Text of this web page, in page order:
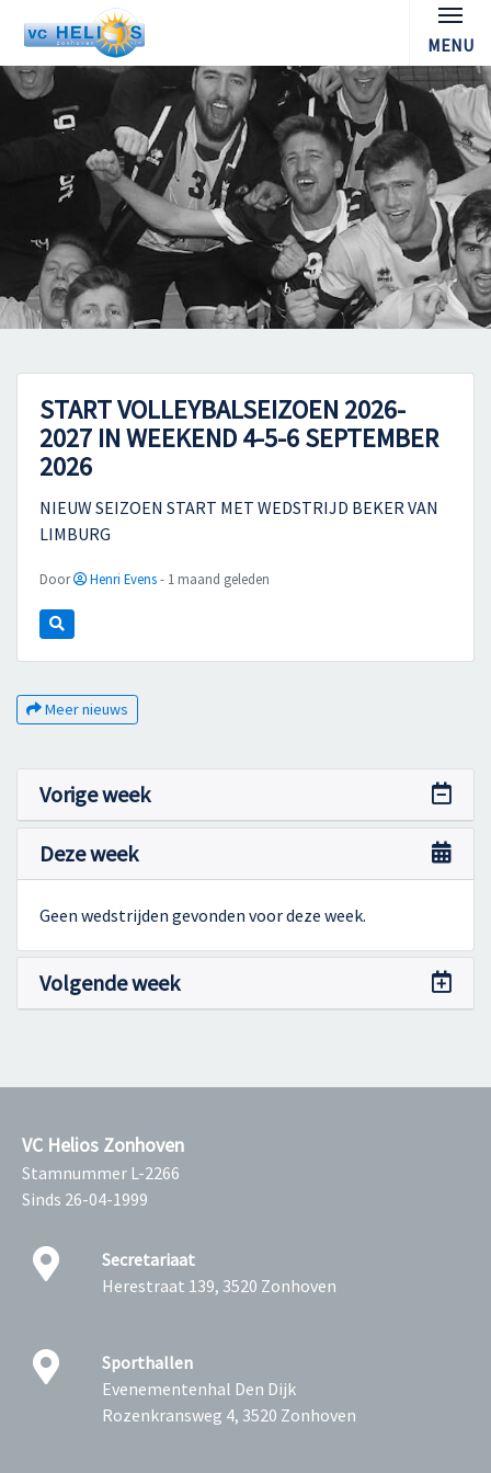
MENU
START VOLLEYBALSEIZOEN 2026-
2027 IN WEEKEND 4-5-6 SEPTEMBER
2026
NIEUW SEIZOEN START MET WEDSTRIJD BEKER VAN
LIMBURG
Door Henri Evens- 1 maand geleden
Meer nieuws
Vorige week
Deze week
Geen wedstrijden gevonden voor deze week.
Volgende week
VC Helios Zonhoven
Stamnummer L-2266
Sinds 26-04-1999
Secretariaat
Herestraat 139, 3520 Zonhoven
Sporthallen
Evenementenhal Den Dijk
Rozenkransweg 4, 3520 Zonhoven